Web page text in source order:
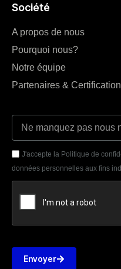
Société
A propos de nous
Pourquoi nous?
Notre équipe
Partenaires &
J'accepte la Politique de
données personnelles aux fins
Envoyer